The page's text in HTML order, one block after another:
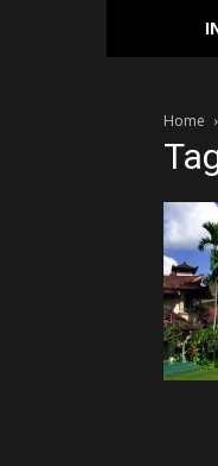
Home